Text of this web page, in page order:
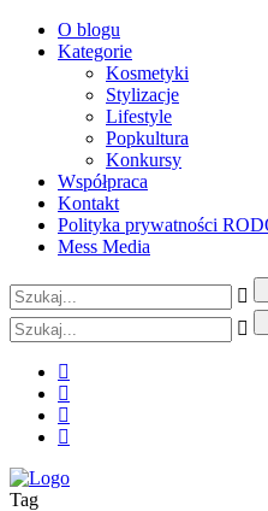
O blogu
Kategorie
Kosmetyki
Stylizacje
Lifestyle
Popkultura
Konkursy
Współpraca
Kontakt
Polityka prywatności
Mess Media
Tag